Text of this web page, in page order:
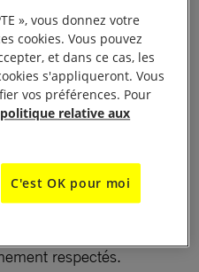
des opérations de
de l’État et des
qui en résultent dans
Comité de veiller à ce
d’amitié, de respect et
protocoles
respectés.
», vous donnez votre
cookies. Vous pouvez
et dans ce cas, les
s'appliqueront. Vous
vos préférences. Pour
politique relative aux
C'est OK pour moi